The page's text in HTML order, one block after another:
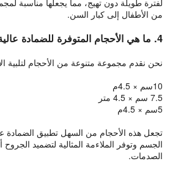
لفترة طويلة دون تهيج، مما يجعلها مناسبة
من الأطفال إلى كبار السن.
4. ما هي الأحجام المتوفرة للضمادة عالية المرونة؟
نحن نقدم مجموعة متنوعة من الأحجام لتلبية
10سم × 4.5م
7.5 سم × 4.5 متر
5سم × 4.5م
تجعل هذه الأحجام من السهل تطبيق
الجسم وتوفر الملاءمة المثالية لتضميد
الصدمات.